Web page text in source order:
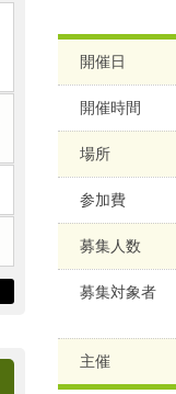
開催日
開催時間
場所
参加費
募集人数
募集対象者
主催